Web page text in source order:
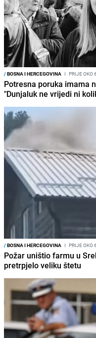
/BOSNA I HERCEGOVINA I PRIJE OKO
Potresna poruka imama
"Dunjaluk ne vrijedi ni
/BOSNA I HERCEGOVINA I PRIJE OKO
Požar uništio farmu u
pretrpjelo veliku štetu